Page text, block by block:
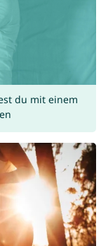
du mit einem